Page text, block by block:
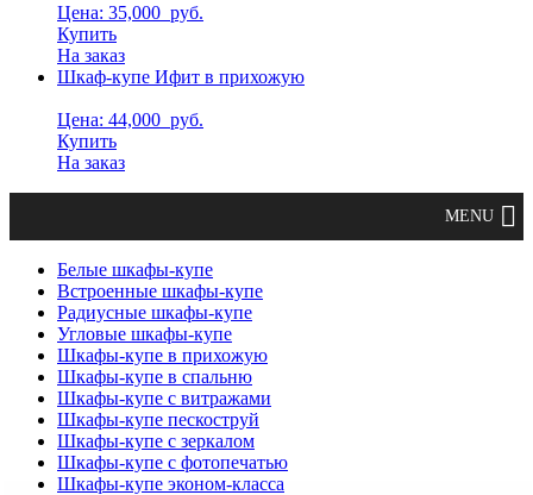
Цена: 35,000 руб.
Купить
На заказ
Шкаф-купе Ифит в прихожую
Цена: 44,000 руб.
Купить
На заказ
Белые шкафы-купе
Встроенные шкафы-купе
Радиусные шкафы-купе
Угловые шкафы-купе
Шкафы-купе в прихожую
Шкафы-купе в спальню
Шкафы-купе с витражами
Шкафы-купе пескоструй
Шкафы-купе с зеркалом
Шкафы-купе с фотопечатью
Шкафы-купе эконом-класса